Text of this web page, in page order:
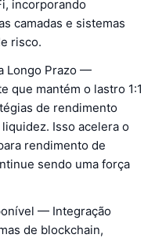
incorporando
camadas e sistemas
risco.
Longo Prazo —
que mantém o lastro 1:1
de rendimento
Isso acelera o
rendimento de
sendo uma força
— Integração
de blockchain,